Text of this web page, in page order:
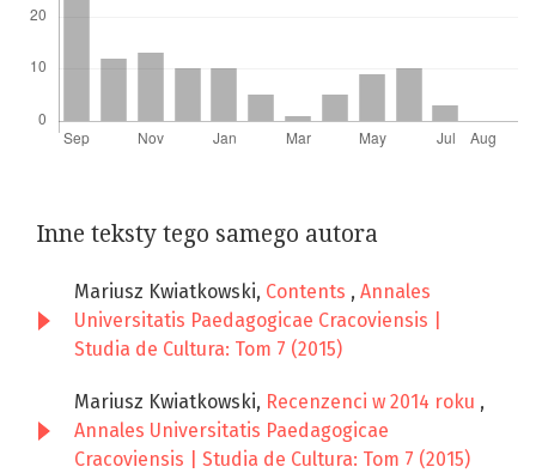
Inne teksty tego samego autora
Mariusz Kwiatkowski, Contents , Annales
Universitatis Paedagogicae Cracoviensis |
Studia de Cultura: Tom 7 (2015)
Mariusz Kwiatkowski, Recenzenci w 2014 roku ,
Annales Universitatis Paedagogicae
Cracoviensis | Studia de Cultura: Tom 7 (2015)